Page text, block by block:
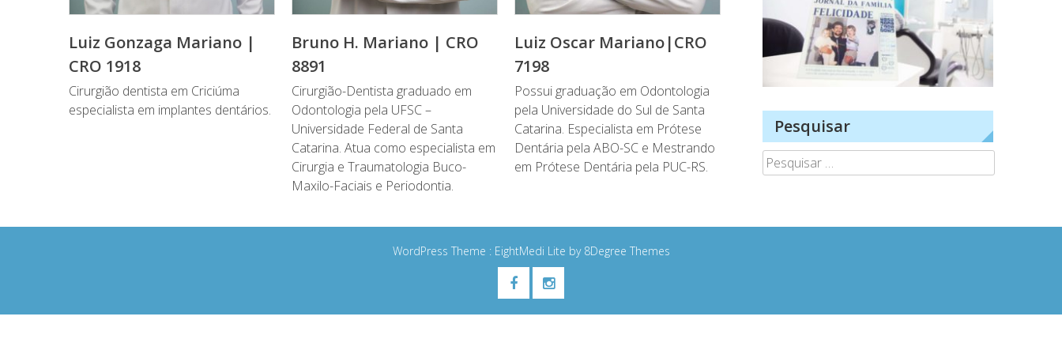
Luiz Gonzaga Mariano |
CRO 1918
Cirurgião dentista em Criciúma
especialista em implantes dentários.
Bruno H. Mariano | CRO
8891
Cirurgião-Dentista graduado em
Odontologia pela UFSC –
Universidade Federal de Santa
Catarina. Atua como especialista em
Cirurgia e Traumatologia Buco-
Maxilo-Faciais e Periodontia.
Luiz Oscar Mariano|CRO
7198
Possui graduação em Odontologia
pela Universidade do Sul de Santa
Catarina. Especialista em Prótese
Dentária pela ABO-SC e Mestrando
em Prótese Dentária pela PUC-RS.
Pesquisar
Pesquisar
por:
WordPress Theme : EightMedi Lite by 8Degree Themes